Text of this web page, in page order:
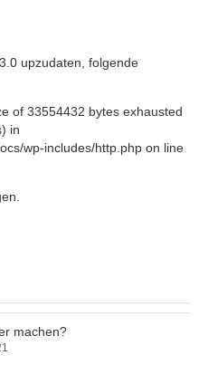
upzudaten, folgende
of 33554432 bytes exhausted
in
wp-includes/http.php on line
machen?